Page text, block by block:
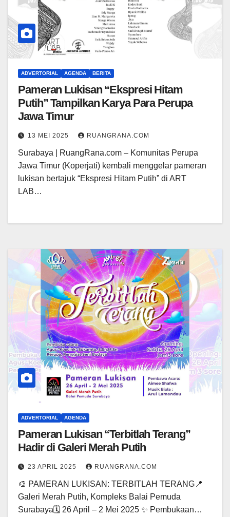
ADVERTORIAL AGENDA BERITA
Pameran Lukisan “Ekspresi Hitam
Putih” Tampilkan Karya Para Perupa
Jawa Timur
13 MEI 2025 RUANGRANA.COM
Surabaya | RuangRana.com – Komunitas Perupa
Jawa Timur (Koperjati) kembali menggelar pameran
lukisan bertajuk “Ekspresi Hitam Putih” di ART
LAB…
ADVERTORIAL AGENDA
Pameran Lukisan “Terbitlah Terang”
Hadir di Galeri Merah Putih
23 APRIL 2025 RUANGRANA.COM
🎨 PAMERAN LUKISAN: TERBITLAH TERANG📍
Galeri Merah Putih, Kompleks Balai Pemuda
Surabaya🗓 26 April – 2 Mei 2025 ✨ Pembukaan…